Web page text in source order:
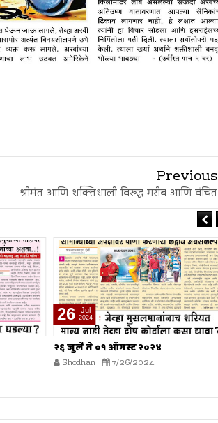
Previous
श्रीमंत आणि शक्तिशाली विरुद्ध गरीब आणि वंचित
19 Jul
2024
१९ जुलै ते २५ जुलै २०२४
Shodhan 7/19/2024